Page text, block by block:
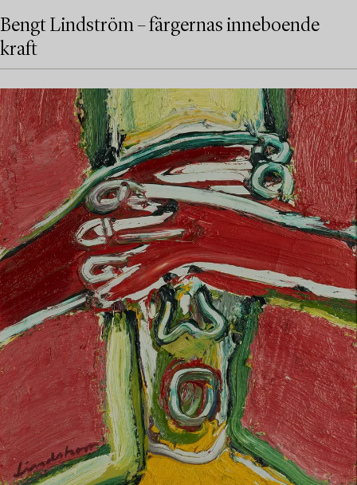
Bengt Lindström – färgernas inneboende
kraft